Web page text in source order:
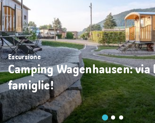
Escursione
Camping Wagenhausen:
famiglie!